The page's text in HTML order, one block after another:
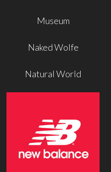
Museum
Naked Wolfe
Natural World